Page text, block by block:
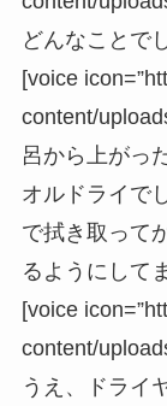
どんなことで
[voice
content/
呂から上がっ
オルドライで
で拭き取って
るようにして
[voice
content/
うえ、ドライ